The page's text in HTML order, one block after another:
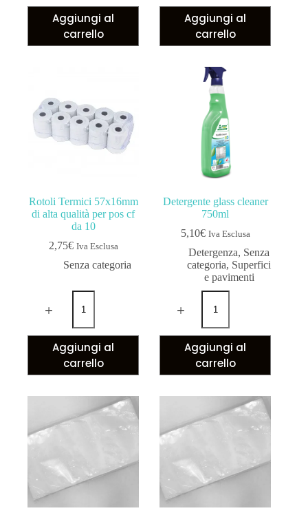
Aggiungi al
carrello
Aggiungi al
carrello
Rotoli Termici 57x16mm
di alta qualità per pos cf
da 10
2,75€ Iva Esclusa
Senza categoria
Aggiungi al
carrello
Detergente glass cleaner
750ml
5,10€ Iva Esclusa
Detergenza, Senza
categoria, Superfici
e pavimenti
Aggiungi al
carrello